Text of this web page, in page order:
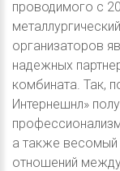
проводимого с
организаторов
надежных
комбината. Так,
Интернешнл»
а также весомый
отношений